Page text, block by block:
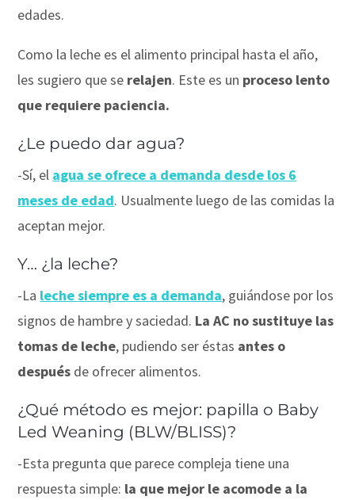
edades.
Como la leche es el alimento principal hasta el año,
les sugiero que se relajen. Este es un proceso lento
que requiere paciencia.
¿Le puedo dar agua?
-Sí, el agua se ofrece a demanda desde los 6
meses de edad. Usualmente luego de las comidas la
aceptan mejor.
Y… ¿la leche?
-La lechesiempre es a demanda, guiándose por los
signos de hambre y saciedad. La AC no sustituye las
tomas de leche, pudiendo ser éstas antes o
después de ofrecer alimentos.
¿Qué método es mejor: papilla o Baby
Led Weaning (BLW/BLISS)?
-Esta pregunta que parece compleja tiene una
respuesta simple: la que mejor le acomode a la